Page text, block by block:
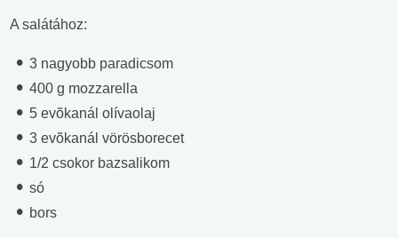
A salátához:
3 nagyobb paradicsom
400 g mozzarella
5 evõkanál olívaolaj
3 evõkanál vörösborecet
1/2 csokor bazsalikom
só
bors